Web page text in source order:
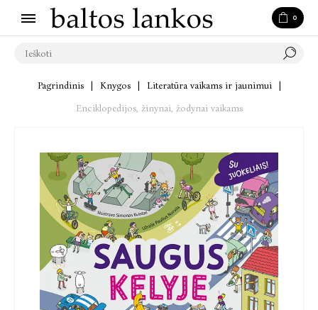
0
Pagrindinis Knygos Literatūra vaikams ir jaunimui
Enciklopedijos, žinynai, žodynai vaikams